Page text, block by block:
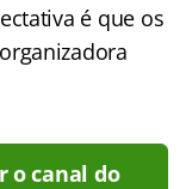
é que os
o canal do